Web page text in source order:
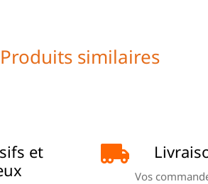
Produits similaires
et
Vos